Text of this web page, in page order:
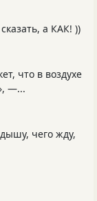
а КАК! ))
что в воздухе
—...
чего жду,